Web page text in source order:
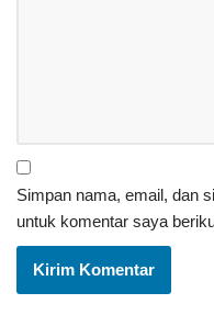
Simpan nama, email, dan
untuk komentar saya